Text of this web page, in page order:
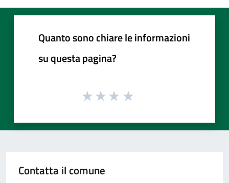
Quanto sono chiare le informazioni
su questa pagina?
Contatta il comune